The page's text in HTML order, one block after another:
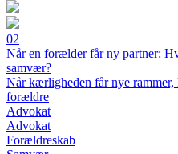
02
Når en forælder får ny partner:
samvær?
Når kærligheden får nye
forældre
Advokat
Advokat
Forældreskab